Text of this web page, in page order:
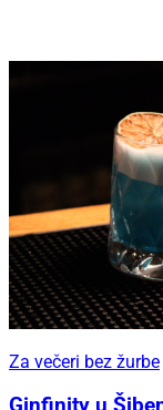
Za večeri bez žurbe